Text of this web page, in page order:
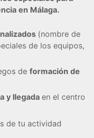
en Málaga.
(nombre de
de los equipos,
de formación de
y llegada en el centro
de tu actividad